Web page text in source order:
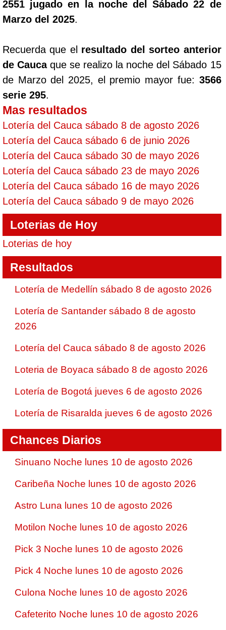
2551 jugado en la noche del Sábado 22 de
Marzo del 2025.
Recuerda que el resultado del sorteo anterior
de Caucaque se realizo la noche del Sábado 15
de Marzo del 2025, el premio mayor fue: 3566
serie 295.
Mas resultados
Lotería del Cauca sábado 8 de agosto 2026
Lotería del Cauca sábado 6 de junio 2026
Lotería del Cauca sábado 30 de mayo 2026
Lotería del Cauca sábado 23 de mayo 2026
Lotería del Cauca sábado 16 de mayo 2026
Lotería del Cauca sábado 9 de mayo 2026
Loterias de Hoy
Loterias de hoy
Resultados
Lotería de Medellín sábado 8 de agosto 2026
Lotería de Santander sábado 8 de agosto
2026
Lotería del Cauca sábado 8 de agosto 2026
Loteria de Boyaca sábado 8 de agosto 2026
Lotería de Bogotá jueves 6 de agosto 2026
Lotería de Risaralda jueves 6 de agosto 2026
Chances Diarios
Sinuano Noche lunes 10 de agosto 2026
Caribeña Noche lunes 10 de agosto 2026
Astro Luna lunes 10 de agosto 2026
Motilon Noche lunes 10 de agosto 2026
Pick 3 Noche lunes 10 de agosto 2026
Pick 4 Noche lunes 10 de agosto 2026
Culona Noche lunes 10 de agosto 2026
Cafeterito Noche lunes 10 de agosto 2026